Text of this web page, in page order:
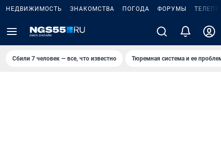
НЕДВИЖИМОСТЬ ЗНАКОМСТВА ПОГОДА ФОРУМЫ
Сбили 7 человек — все, что известно Тюремная система и ее